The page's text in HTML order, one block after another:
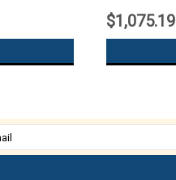
$1,075.19